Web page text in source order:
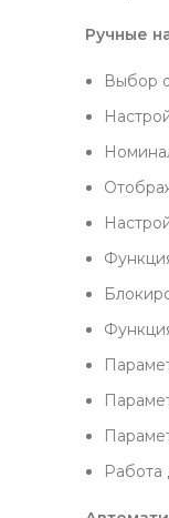
Ручные
Выбор
Работа